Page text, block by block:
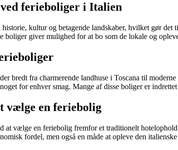
ferieboliger i Italien
kultur og betagende landskaber, hvilket gør
boliger giver mulighed for at bo som de lokale og
bredt fra charmerende landhuse i Toscana til
for enhver smag. Mange af disse boliger er
vælge en feriebolig
at vælge en feriebolig fremfor et traditionelt
fordel, men også en måde at opleve den